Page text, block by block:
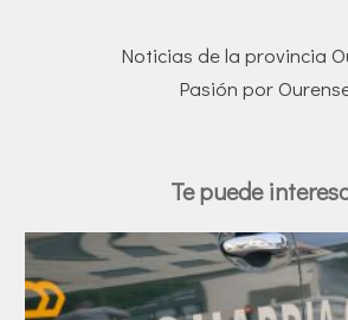
Noticias de la provincia
Pasión por
Te puede